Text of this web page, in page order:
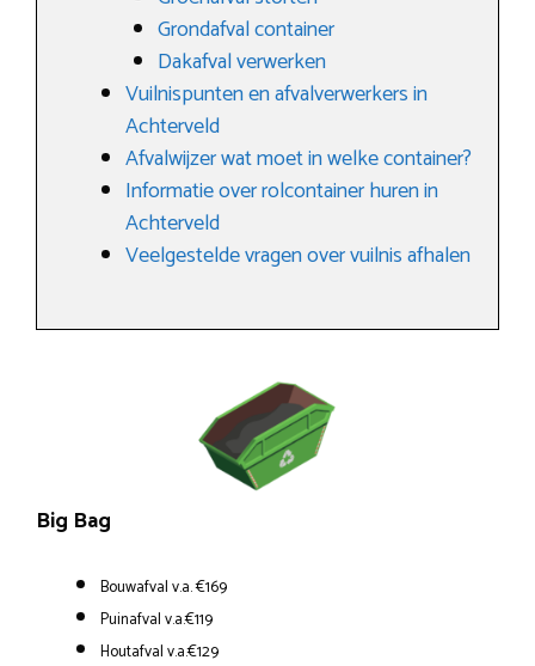
Grondafval container
Dakafval verwerken
Vuilnispunten en afvalverwerkers in
Achterveld
Afvalwijzer wat moet in welke container?
Informatie over rolcontainer huren in
Achterveld
Veelgestelde vragen over vuilnis afhalen
Big Bag
Bouwafval v.a. €169
Puinafval v.a.€119
Houtafval v.a.€129